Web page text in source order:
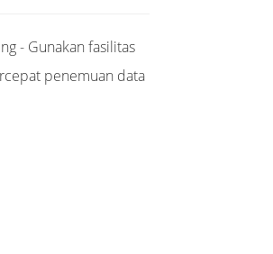
- Gunakan fasilitas
penemuan data